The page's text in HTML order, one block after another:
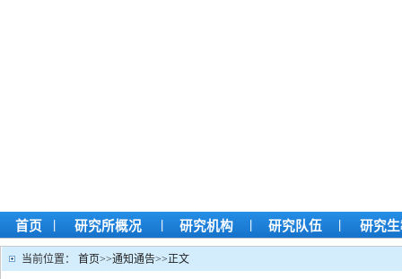
首页 | 研究所概况 | 研究机构 | 研究队伍 | 研究
当前位置： 首页>>通知通告>>正文